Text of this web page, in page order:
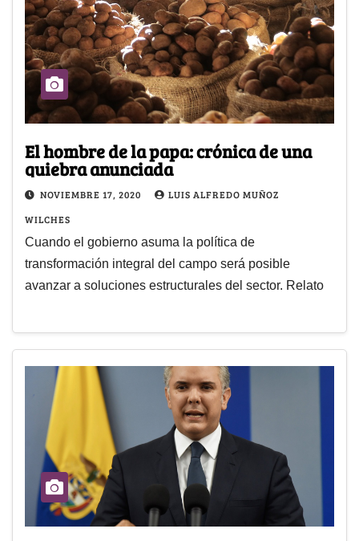
El hombre de la papa: crónica de una
quiebra anunciada
NOVIEMBRE 17, 2020
LUIS ALFREDO MUÑOZ
WILCHES
Cuando el gobierno asuma la política de
transformación integral del campo será posible
avanzar a soluciones estructurales del sector. Relato